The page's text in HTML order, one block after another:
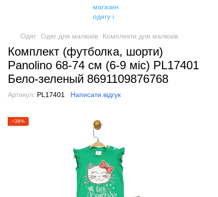
Одяг Одяг для малюків Комплекти для малюків
Комплект (футболка, шорти)
Panolino 68-74 см (6-9 міс) PL17401
Бело-зеленый 8691109876768
Артикул: PL17401 Написати відгук
−38%